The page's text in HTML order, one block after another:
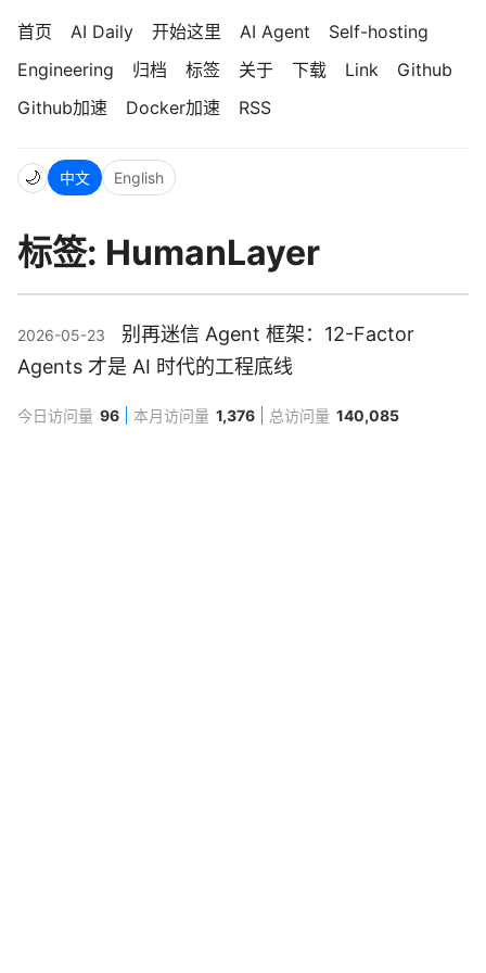
首页 AI Daily 开始这里 AI Agent
Self-hosting
Engineering
归档 标签 关于 下载 Link
Github
Github加速
Docker加速 RSS
🌙 中文 English
标签: HumanLayer
2026-05-23
别再迷信 Agent 框架：12-Factor
Agents 才是 AI 时代的工程底线
今日访问量 96 本月访问量 1,376 总访问量 140,085